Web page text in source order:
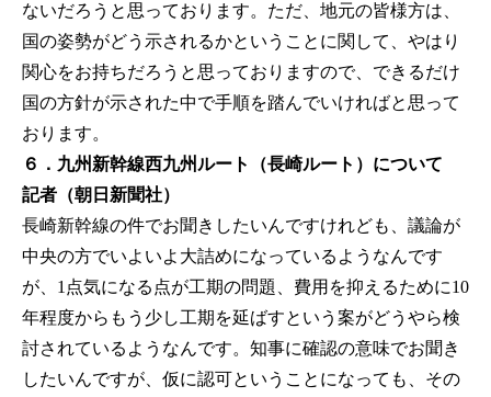
ないだろうと思っております。ただ、地元の皆様方は、
国の姿勢がどう示されるかということに関して、やはり
関心をお持ちだろうと思っておりますので、できるだけ
国の方針が示された中で手順を踏んでいければと思って
おります。
６．九州新幹線西九州ルート（長崎ルート）について
記者（朝日新聞社）
長崎新幹線の件でお聞きしたいんですけれども、議論が
中央の方でいよいよ大詰めになっているようなんです
が、1点気になる点が工期の問題、費用を抑えるために10
年程度からもう少し工期を延ばすという案がどうやら検
討されているようなんです。知事に確認の意味でお聞き
したいんですが、仮に認可ということになっても、その